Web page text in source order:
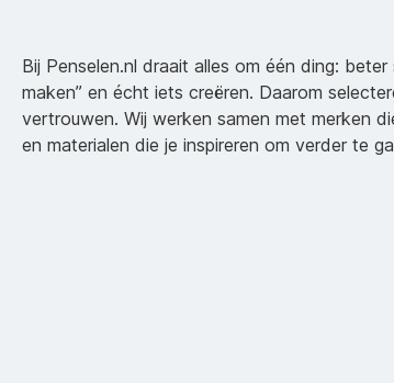
Bij Penselen.nl draait alles om één ding:
maken” en écht iets creëren. Daarom
vertrouwen. Wij werken samen met merken
en materialen die je inspireren om verder te